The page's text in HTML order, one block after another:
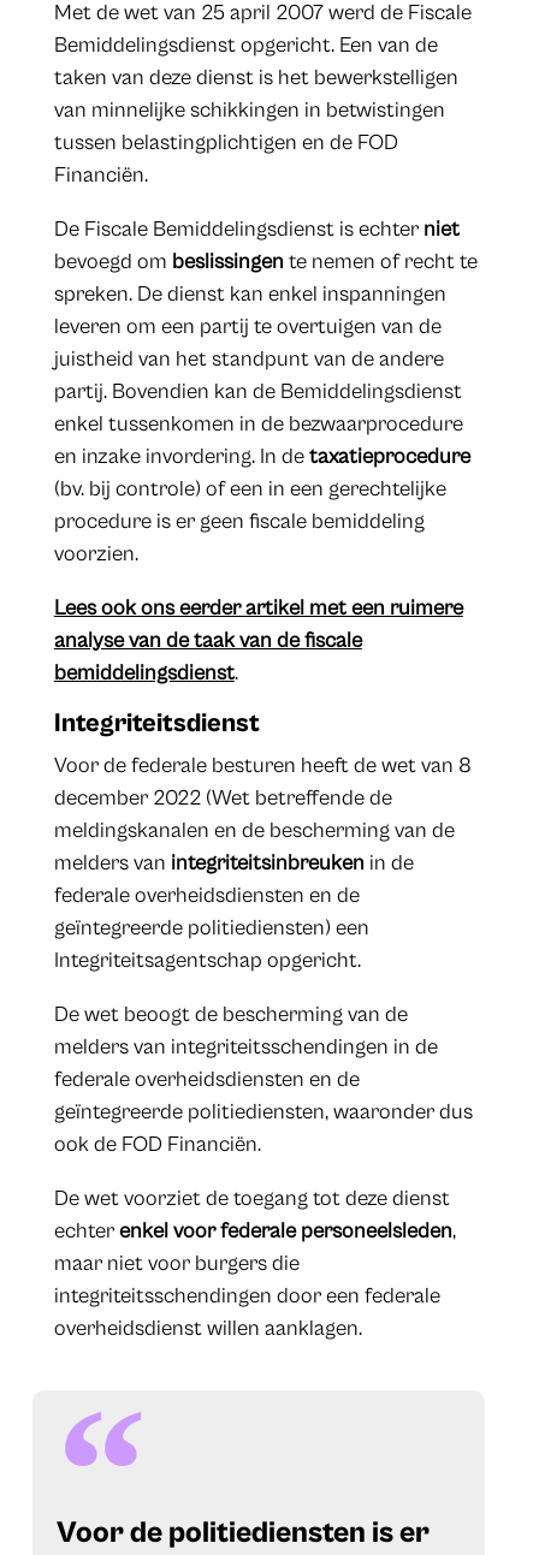
Met de wet van 25 april 2007 werd de Fiscale
Bemiddelingsdienst opgericht. Een van de
taken van deze dienst is het bewerkstelligen
van minnelijke schikkingen in betwistingen
tussen belastingplichtigen en de FOD
Financiën.
De Fiscale Bemiddelingsdienst is echter niet
bevoegd om beslissingen te nemen of recht te
spreken. De dienst kan enkel inspanningen
leveren om een partij te overtuigen van de
juistheid van het standpunt van de andere
partij. Bovendien kan de Bemiddelingsdienst
enkel tussenkomen in de bezwaarprocedure
en inzake invordering. In detaxatieprocedure
(bv. bij controle) of een in een gerechtelijke
procedure is er geen fiscale bemiddeling
voorzien.
Lees ook ons eerder artikel met een ruimere
analyse van de taak van de fiscale
bemiddelingsdienst.
Integriteitsdienst
Voor de federale besturen heeft de wet van 8
december 2022 (Wet betreffende de
meldingskanalen en de bescherming van de
melders van integriteitsinbreuken in de
federale overheidsdiensten en de
geïntegreerde politiediensten) een
Integriteitsagentschap opgericht.
De wet beoogt de bescherming van de
melders van integriteitsschendingen in de
federale overheidsdiensten en de
geïntegreerde politiediensten, waaronder dus
ook de FOD Financiën.
De wet voorziet de toegang tot deze dienst
echterenkel voor federale personeelsleden,
maar niet voor burgers die
integriteitsschendingen door een federale
overheidsdienst willen aanklagen.
Voor de politiediensten is er